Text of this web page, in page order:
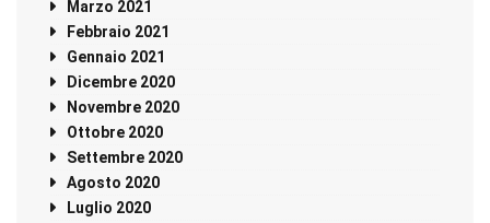
Marzo 2021
Febbraio 2021
Gennaio 2021
Dicembre 2020
Novembre 2020
Ottobre 2020
Settembre 2020
Agosto 2020
Luglio 2020